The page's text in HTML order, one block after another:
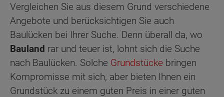
Vergleichen Sie aus diesem Grund verschiedene
Angebote und berücksichtigen Sie auch
Baulücken bei Ihrer Suche. Denn überall da, wo
Bauland rar und teuer ist, lohnt sich die Suche
nach Baulücken. Solche Grundstücke bringen
Kompromisse mit sich, aber bieten Ihnen ein
Grundstück zu einem guten Preis in einer guten